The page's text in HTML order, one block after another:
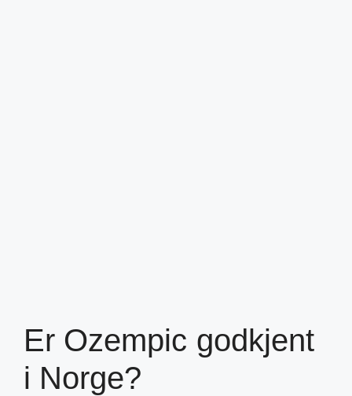
Er Ozempic godkjent
i Norge?